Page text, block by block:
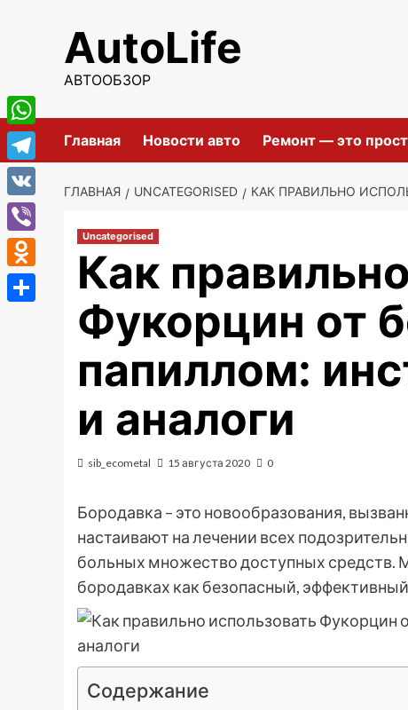
содержимомуAutoLife
АВТООБЗОР
Главная Новости авто Ремонт — это
ГЛАВНАЯ UNCATEGORISED КАК ПРАВИЛЬНО
Uncategorised
Как
Фукорцин от
папиллом:
и аналоги
sib_ecometal 15 августа 2020 0
Бородавка – это новообразования,
настаивают на лечении всех
больных множество доступных средств.
бородавках как безопасный,
Содержание
WhatsApp
Telegram
VK
Viber
Odnoklassniki
Отправить